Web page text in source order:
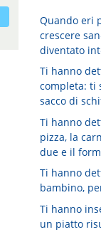
Quando eri
crescere
diventato
Ti hanno
completa: ti
sacco di
Ti hanno
pizza, la
due e il
Ti hanno
bambino,
Ti hanno
un piatto